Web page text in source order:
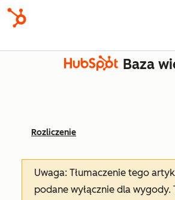
Baza
Rozliczenie
Uwaga: Tłumaczenie tego
podane wyłącznie dla wygody.